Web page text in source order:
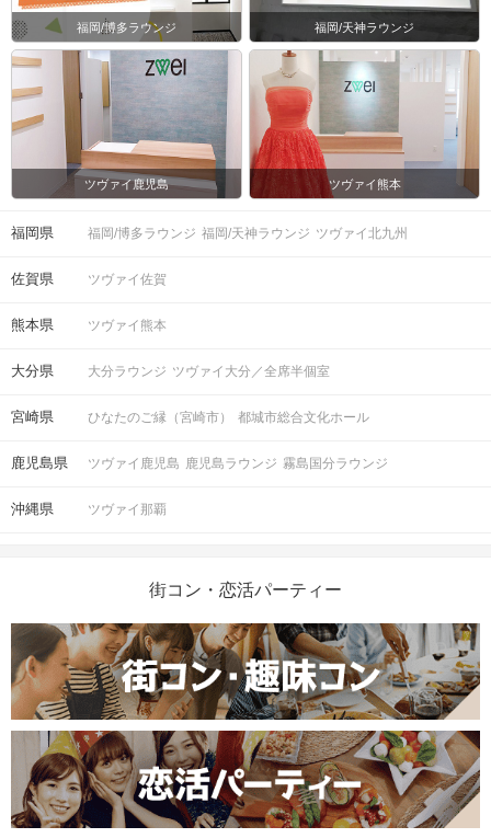
福岡/博多ラウンジ 福岡/天神ラウンジ
ツヴァイ鹿児島 ツヴァイ熊本
福岡県 福岡/博多ラウンジ 福岡/天神ラウンジ ツヴァイ北九州
佐賀県 ツヴァイ佐賀
熊本県 ツヴァイ熊本
大分県 大分ラウンジ ツヴァイ大分／全席半個室
宮崎県 ひなたのご縁（宮崎市） 都城市総合文化ホール
鹿児島県 ツヴァイ鹿児島 鹿児島ラウンジ 霧島国分ラウンジ
沖縄県 ツヴァイ那覇
街コン・恋活パーティー